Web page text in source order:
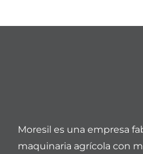
Moresil es una empresa
maquinaria agrícola con